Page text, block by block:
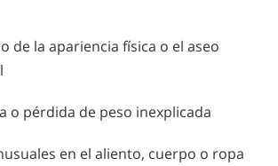
de la apariencia física o el aseo
o pérdida de peso inexplicada
en el aliento, cuerpo o ropa